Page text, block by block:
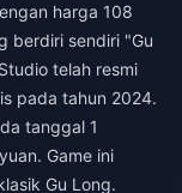
harga 108
berdiri sendiri "Gu
telah resmi
pada tahun 2024.
tanggal 1
Game ini
Gu Long.